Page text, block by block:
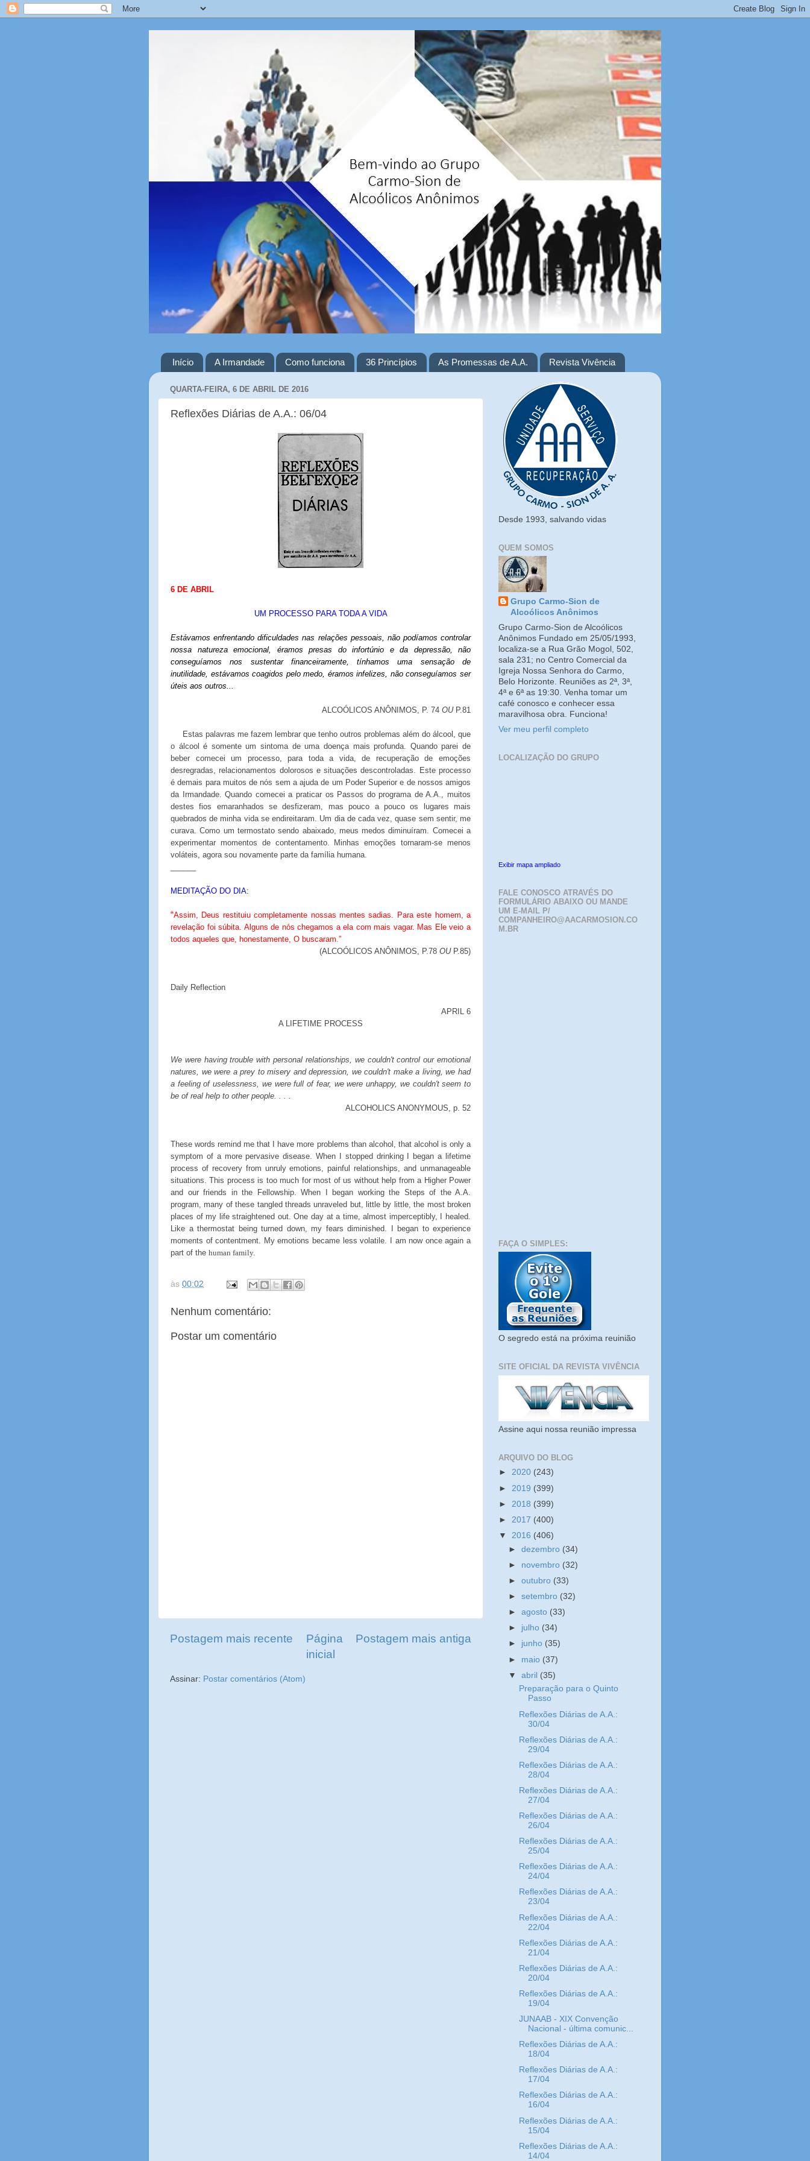
Início A Irmandade Como funciona 36 Princípios As Promessas de A.A. Revista Vivência
QUARTA-FEIRA, 6 DE ABRIL DE 2016
Reflexões Diárias de A.A.: 06/04
6 DE ABRIL
UM PROCESSO PARA TODA A VIDA
Estávamos enfrentando dificuldades nas relações pessoais, não podíamos controlar
nossa natureza emocional, éramos presas do infortúnio e da depressão, não
conseguíamos nos sustentar financeiramente, tínhamos uma sensação de
inutilidade, estávamos coagidos pelo medo, éramos infelizes, não conseguíamos ser
úteis aos outros...
ALCOÓLICOS ANÔNIMOS, P. 74 OUP.81
Estas palavras me fazem lembrar que tenho outros problemas além do álcool, que
o álcool é somente um sintoma de uma doença mais profunda. Quando parei de
beber comecei um processo, para toda a vida, de recuperação de emoções
desregradas, relacionamentos dolorosos e situações descontroladas. Este processo
é demais para muitos de nós sem a ajuda de um Poder Superior e de nossos amigos
da Irmandade. Quando comecei a praticar os Passos do programa de A.A., muitos
destes fios emaranhados se desfizeram, mas pouco a pouco os lugares mais
quebrados de minha vida se endireitaram. Um dia de cada vez, quase sem sentir, me
curava. Como um termostato sendo abaixado, meus medos diminuíram. Comecei a
experimentar momentos de contentamento. Minhas emoções tornaram-se menos
voláteis, agora sou novamente parte da família humana.
MEDITAÇÃO DO DIA:
“Assim, Deus restituiu completamente nossas mentes sadias. Para este homem, a
revelação foi súbita. Alguns de nós chegamos a ela com mais vagar. Mas Ele veio a
todos aqueles que, honestamente, O buscaram.”
(ALCOÓLICOS ANÔNIMOS, P.78 OUP.85)
Daily Reflection
APRIL 6
A LIFETIME PROCESS
We were having trouble with personal relationships, we couldn't control our emotional
natures, we were a prey to misery and depression, we couldn't make a living, we had
a feeling of uselessness, we were full of fear, we were unhappy, we couldn't seem to
be of real help to other people. . . .
ALCOHOLICS ANONYMOUS, p. 52
These words remind me that I have more problems than alcohol, that alcohol is only a
symptom of a more pervasive disease. When I stopped drinking I began a lifetime
process of recovery from unruly emotions, painful relationships, and unmanageable
situations. This process is too much for most of us without help from a Higher Power
and our friends in the Fellowship. When I began working the Steps of the A.A.
program, many of these tangled threads unraveled but, little by little, the most broken
places of my life straightened out. One day at a time, almost imperceptibly, I healed.
Like a thermostat being turned down, my fears diminished. I began to experience
moments of contentment. My emotions became less volatile. I am now once again a
part of the human family.
às 00:02
Nenhum comentário:
Postar um comentário
Postagem mais recente Postagem mais antiga
Página
inicial
Assinar: Postar comentários (Atom)
Desde 1993, salvando vidas
QUEM SOMOS
Grupo Carmo-Sion de
Alcoólicos Anônimos
Grupo Carmo-Sion de Alcoólicos
Anônimos Fundado em 25/05/1993,
localiza-se a Rua Grão Mogol, 502,
sala 231; no Centro Comercial da
Igreja Nossa Senhora do Carmo,
Belo Horizonte. Reuniões as 2ª, 3ª,
4ª e 6ª as 19:30. Venha tomar um
café conosco e conhecer essa
maravilhosa obra. Funciona!
Ver meu perfil completo
LOCALIZAÇÃO DO GRUPO
Exibir mapa ampliado
FALE CONOSCO ATRAVÉS DO
FORMULÁRIO ABAIXO OU MANDE
UM E-MAIL P/
COMPANHEIRO@AACARMOSION.CO
M.BR
FAÇA O SIMPLES:
O segredo está na próxima reuinião
SITE OFICIAL DA REVISTA VIVÊNCIA
Assine aqui nossa reunião impressa
ARQUIVO DO BLOG
► 2020 (243)
► 2019 (399)
► 2018 (399)
► 2017 (400)
▼ 2016 (406)
►dezembro (34)
► novembro (32)
►outubro (33)
►setembro (32)
►agosto (33)
► julho (34)
► junho (35)
► maio (37)
▼abril (35)
Preparação para o Quinto
Passo
Reflexões Diárias de A.A.:
30/04
Reflexões Diárias de A.A.:
29/04
Reflexões Diárias de A.A.:
28/04
Reflexões Diárias de A.A.:
27/04
Reflexões Diárias de A.A.:
26/04
Reflexões Diárias de A.A.:
25/04
Reflexões Diárias de A.A.:
24/04
Reflexões Diárias de A.A.:
23/04
Reflexões Diárias de A.A.:
22/04
Reflexões Diárias de A.A.:
21/04
Reflexões Diárias de A.A.:
20/04
Reflexões Diárias de A.A.:
19/04
JUNAAB - XIX Convenção
Nacional - última comunic...
Reflexões Diárias de A.A.:
18/04
Reflexões Diárias de A.A.:
17/04
Reflexões Diárias de A.A.:
16/04
Reflexões Diárias de A.A.:
15/04
Reflexões Diárias de A.A.:
14/04